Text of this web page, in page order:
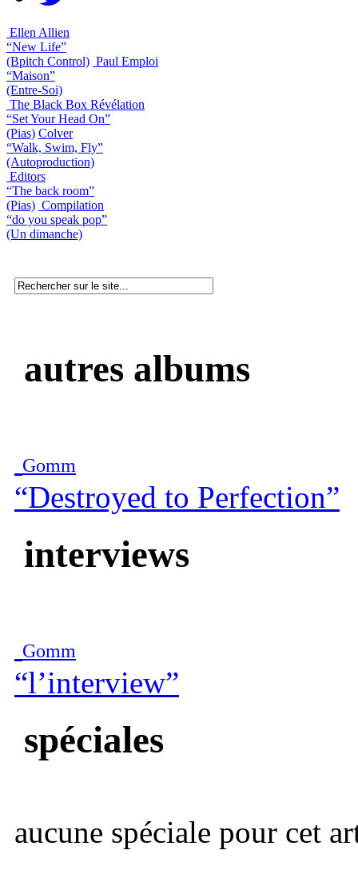
Ellen Allien
“New Life”
(Bpitch Control) Paul Emploi
“Maison”
(Entre-Soi)
The Black Box Révélation
“Set Your Head On”
(Pias) Colver
“Walk, Swim, Fly”
(Autoproduction)
Editors
“The back room”
(Pias) Compilation
“do you speak pop”
(Un dimanche)
autres albums
Gomm
“Destroyed to Perfection”
interviews
Gomm
“l’interview”
spéciales
aucune spéciale pour cet